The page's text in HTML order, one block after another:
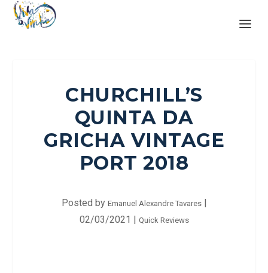
CHURCHILL’S
QUINTA DA
GRICHA VINTAGE
PORT 2018
Posted by Emanuel Alexandre Tavares|
02/03/2021 | Quick Reviews